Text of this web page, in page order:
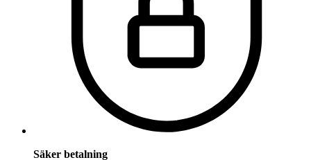
Säker betalning